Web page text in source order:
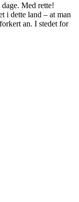
Med rette!
i dette land – at man
an. I stedet for